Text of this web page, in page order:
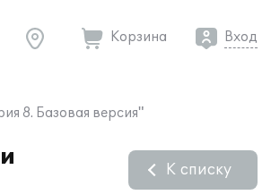
Корзина Вход
8. Базовая версия"
К списку